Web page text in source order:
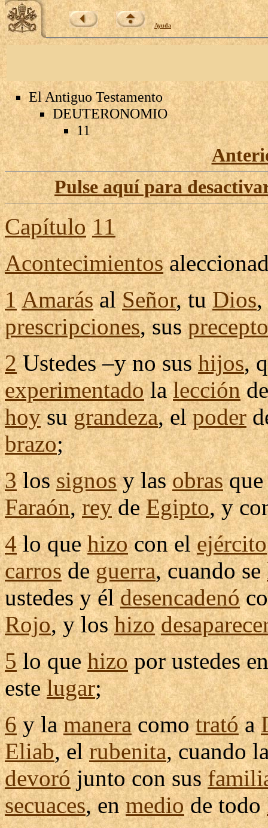
Ayuda
El Antiguo Testamento
DEUTERONOMIO
11
Pulse aquí para
Capítulo 11
Acontecimientos
1AmarásalSeñor, tuDios
prescripciones, sus
2Ustedes –y no sushijos,
experimentadolalección
hoysugrandeza, elpoder
brazo;
3lossignosy lasobras
Faraón,reydeEgipto, y
4lo quehizocon elejército
carrosdeguerra, cuando se
ustedes y éldesencadenó
Rojo, y loshizo
5lo quehizopor ustedes
estelugar;
6y lamaneracomotratóa
Eliab, elrubenita, cuando
devorójunto con sus
secuaces, enmediode todo